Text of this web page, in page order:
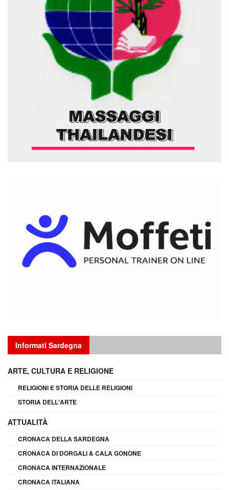
Informati Sardegna
ARTE, CULTURA E RELIGIONE
RELIGIONI E STORIA DELLE RELIGIONI
STORIA DELL'ARTE
ATTUALITÀ
CRONACA DELLA SARDEGNA
CRONACA DI DORGALI & CALA GONONE
CRONACA INTERNAZIONALE
CRONACA ITALIANA